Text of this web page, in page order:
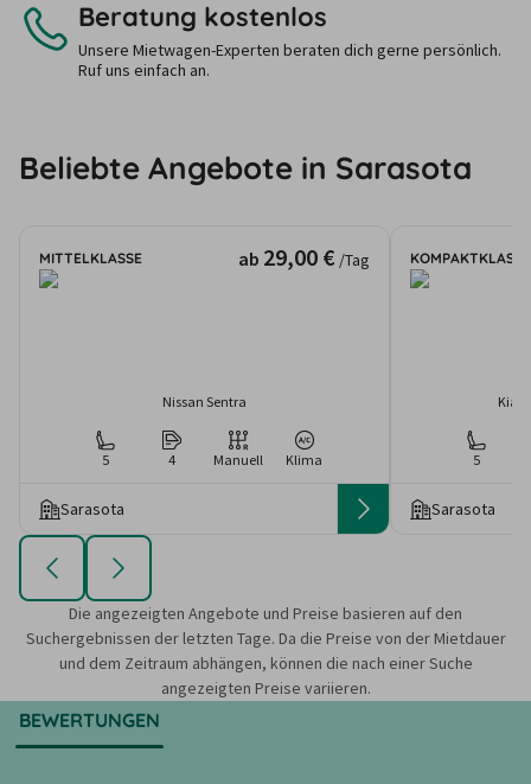
Beratung kostenlos
Unsere Mietwagen-Experten beraten dich gerne persönlich.
Ruf uns einfach an.
Beliebte Angebote in Sarasota
MITTELKLASSE ab 29,00 € /Tag
Nissan Sentra
5 4 Manuell Klima
Sarasota
KOMPAKTKLASSE
Kia
5
Sarasota
Die angezeigten Angebote und Preise basieren auf den
Suchergebnissen der letzten Tage. Da die Preise von der Mietdauer
und dem Zeitraum abhängen, können die nach einer Suche
angezeigten Preise variieren.
BEWERTUNGEN